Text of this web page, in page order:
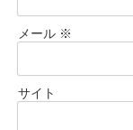
メール ※
サイト